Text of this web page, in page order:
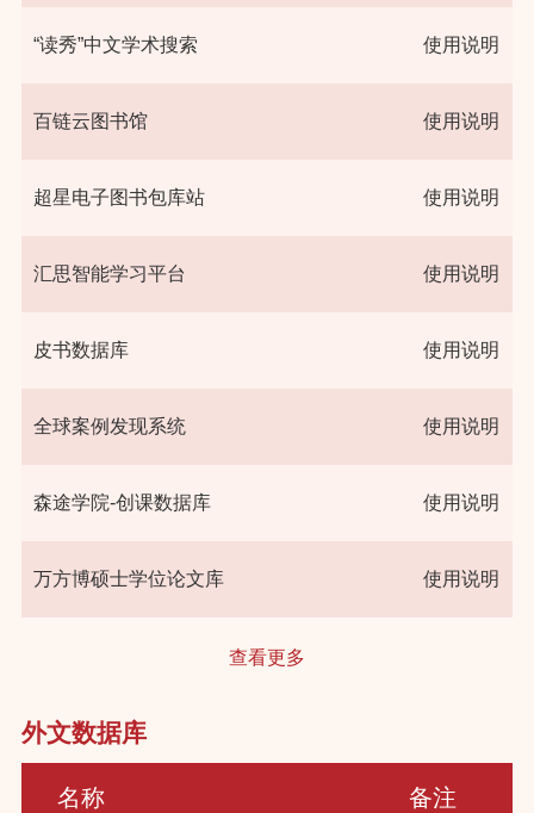
“读秀”中文学术搜索 使用说明
百链云图书馆 使用说明
超星电子图书包库站 使用说明
汇思智能学习平台 使用说明
皮书数据库 使用说明
全球案例发现系统 使用说明
森途学院-创课数据库 使用说明
万方博硕士学位论文库 使用说明
查看更多
外文数据库
名称 备注